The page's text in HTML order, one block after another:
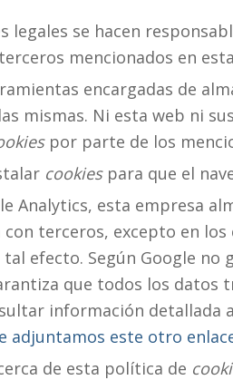
legales se hacen
mencionados en
encargadas de
mismas. Ni esta web ni
por parte de los
cookiespara que el
Analytics, esta empresa
terceros, excepto en
efecto. Según Google no
que todos los
información detallada
adjuntamos este otro
de esta política de